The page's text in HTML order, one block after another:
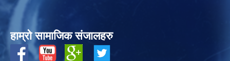
हाम्रो सामाजिक संजालहरु